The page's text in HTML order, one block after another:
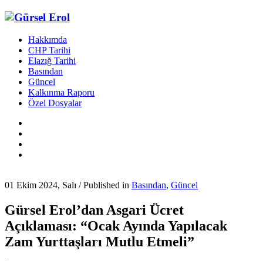
Hakkımda
CHP Tarihi
Elazığ Tarihi
Basından
Güncel
Kalkınma Raporu
Özel Dosyalar
01 Ekim 2024, Salı /Published in Basından, Güncel
Gürsel Erol’dan Asgari Ücret
Açıklaması: “Ocak Ayında Yapılacak
Zam Yurttaşları Mutlu Etmeli”